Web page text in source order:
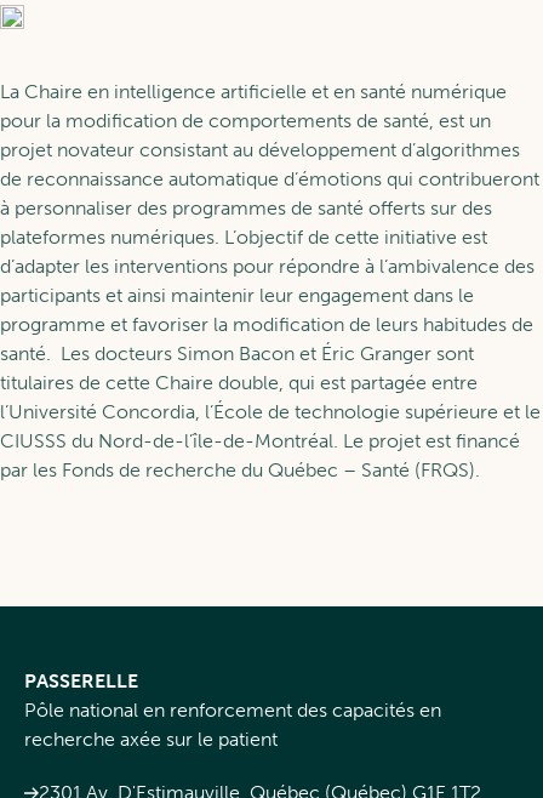
Parcours d’apprentissage
Nos services
EN
Devenir membre
La Chaire en intelligence artificielle et en santé numérique
pour la modification de comportements de santé, est un
projet novateur consistant au développement d’algorithmes
de reconnaissance automatique d’émotions qui contribueront
à personnaliser des programmes de santé offerts sur des
plateformes numériques. L’objectif de cette initiative est
d’adapter les interventions pour répondre à l’ambivalence des
participants et ainsi maintenir leur engagement dans le
programme et favoriser la modification de leurs habitudes de
santé. Les docteurs Simon Bacon et Éric Granger sont
titulaires de cette Chaire double, qui est partagée entre
l’Université Concordia, l’École de technologie supérieure et le
CIUSSS du Nord-de-l’île-de-Montréal. Le projet est financé
par les Fonds de recherche du Québec – Santé (FRQS).
PASSERELLE
Pôle national en renforcement des capacités en
recherche axée sur le patient
2301 Av. D'Estimauville, Québec (Québec) G1E 1T2